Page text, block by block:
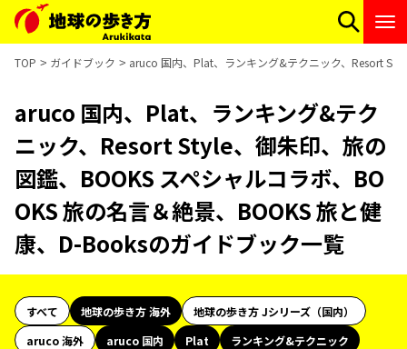
TOP ガイドブック aruco 国内、Plat、ランキング&テクニック、Resort
aruco 国内、Plat、ランキング&テク
ニック、Resort Style、御朱印、旅の
図鑑、BOOKS スペシャルコラボ、BO
OKS 旅の名言＆絶景、BOOKS 旅と健
康、D-Booksのガイドブック一覧
すべて 地球の歩き方 海外
地球の歩き方 Jシリーズ（国内）
aruco 海外
aruco 国内 Plat
ランキング&テクニック